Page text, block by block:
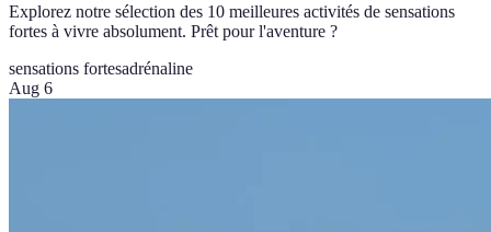
Explorez notre sélection des 10 meilleures activités de sensations
fortes à vivre absolument. Prêt pour l'aventure ?
sensations fortesadrénaline
Aug 6